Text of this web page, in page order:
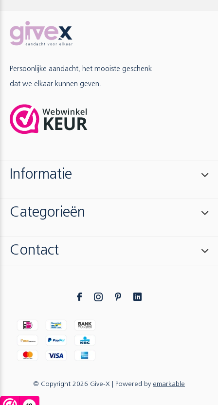
Persoonlijke aandacht, het mooiste geschenk
dat we elkaar kunnen geven.
Informatie
Categorieën
Contact
© Copyright 2026 Give-X | Powered by emarkable